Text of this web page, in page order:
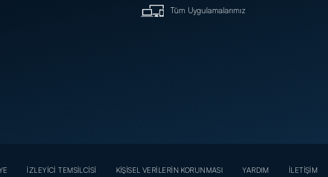
Tüm Uygulamalarımız
İZLEYİCİ TEMSİLCİSİ KİŞİSEL VERİLERİN KORUNMASI YARDIM İLETİŞİM